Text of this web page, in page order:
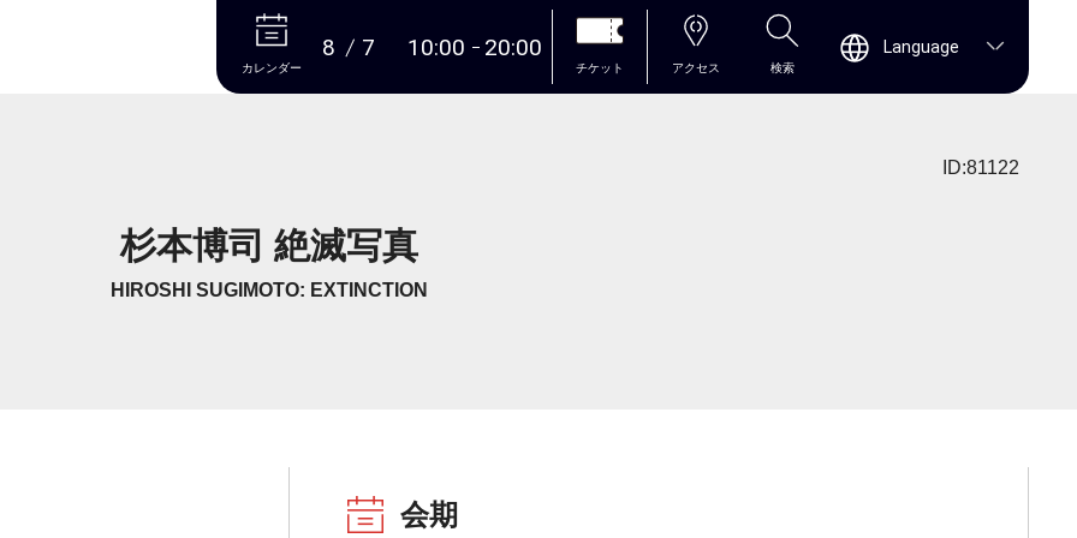
本文へ
カレンダー
8 7 10:00 20:00
チケット アクセス 検索
Language
ID:81122
杉本博司 絶滅写真
HIROSHI SUGIMOTO: EXTINCTION
会期